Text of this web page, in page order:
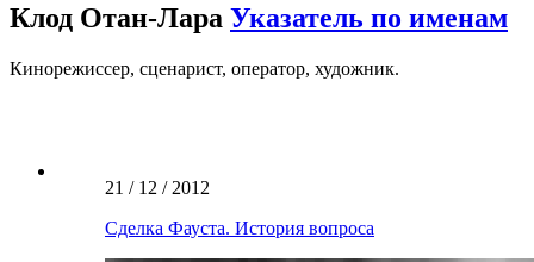
Клод Отан-Лара Указатель по именам
Кинорежиссер, сценарист, оператор, художник.
21 / 12 / 2012
Сделка Фауста. История вопроса